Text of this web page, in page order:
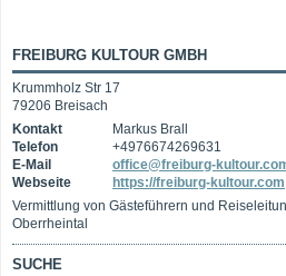
FREIBURG KULTOUR GMBH
Krummholz Str 17
79206 Breisach
Kontakt
Markus Brall
Telefon
+4976674269631
E-Mail
office@freiburg-
Webseite
https://freiburg-kultour.com
Vermittlung von Gästeführern und
Oberrheintal
SUCHE